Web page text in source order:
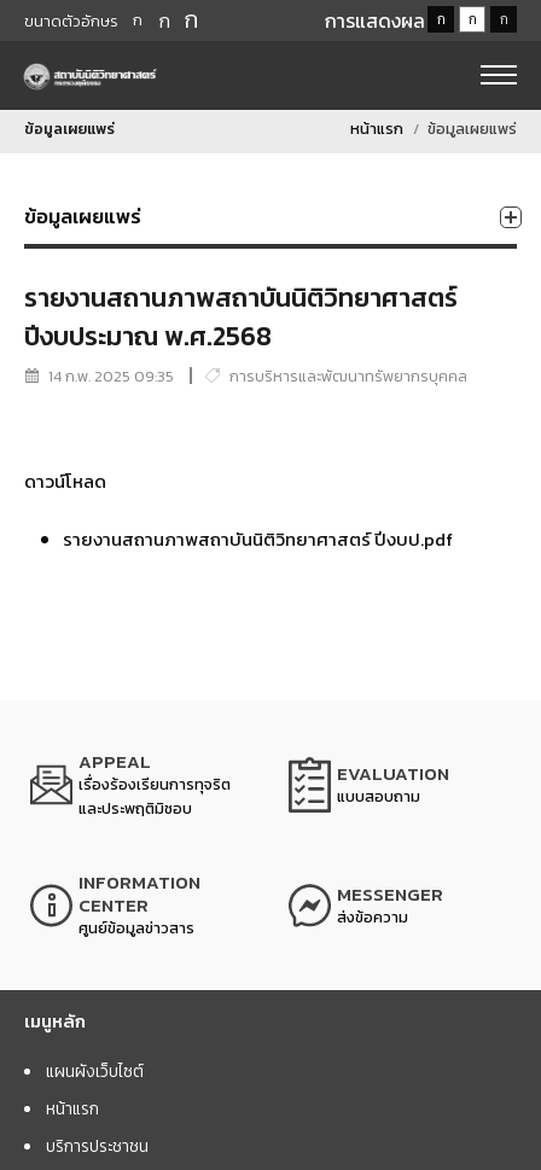
ขนาดตัวอักษร ก ก ก การแสดงผล ก ก ก
ข้อมูลเผยแพร่ หน้าแรก ข้อมูลเผยแพร่
ข้อมูลเผยแพร่
รายงานสถานภาพสถาบันนิติวิทยาศาสตร์
ปีงบประมาณ พ.ศ.2568
14 ก.พ. 2025 09:35 การบริหารและพัฒนาทรัพยากรบุคคล
ดาวน์โหลด
รายงานสถานภาพสถาบันนิติวิทยาศาสตร์ ปีงบป.pdf
APPEAL
เรื่องร้องเรียนการทุจริต
และประพฤติมิชอบ
EVALUATION
แบบสอบถาม
INFORMATION
CENTER
ศูนย์ข้อมูลข่าวสาร
MESSENGER
ส่งข้อความ
เมนูหลัก
แผนผังเว็บไซต์
หน้าแรก
บริการประชาชน